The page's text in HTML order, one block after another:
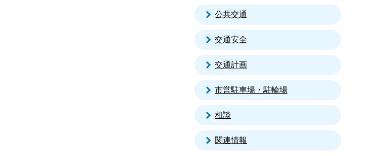
公共交通
交通安全
交通計画
市営駐車場・駐輪場
相談
関連情報